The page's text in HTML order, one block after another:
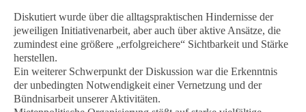
Diskutiert wurde über die alltagspraktischen Hindernisse der
jeweiligen Initiativenarbeit, aber auch über aktive Ansätze, die
zumindest eine größere „erfolgreichere“ Sichtbarkeit und Stärke
herstellen.
Ein weiterer Schwerpunkt der Diskussion war die Erkenntnis
der unbedingten Notwendigkeit einer Vernetzung und der
Bündnisarbeit unserer Aktivitäten.